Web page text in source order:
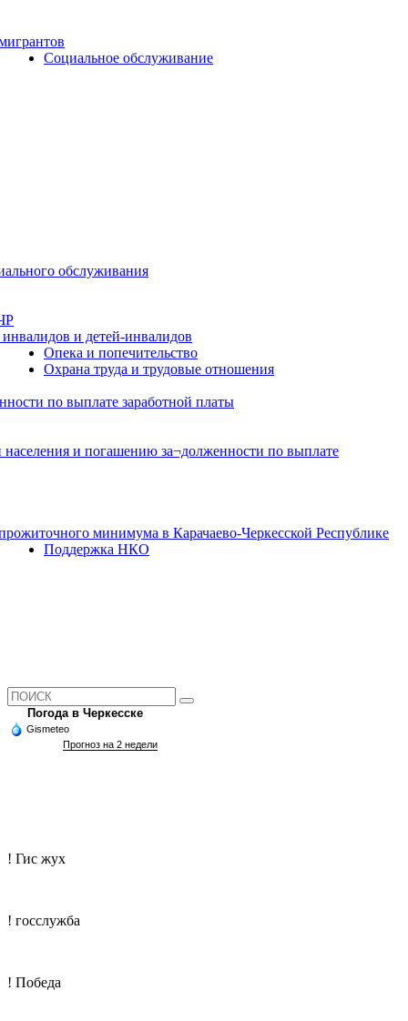
Социальное обслуживание
обслуживания
и детей-инвалидов
Опека и попечительство
Охрана труда и трудовые отношения
по выплате заработной платы
и погашению за¬долженности по выплате
минимума в Карачаево-Черкесской Республике
Поддержка НКО
Погода в Черкесске
Gismeteo
Прогноз на 2 недели
! Гис жух
! госслужба
! Победа